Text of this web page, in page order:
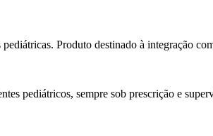
Produto destinado à integração
pediátricos, sempre sob prescrição e